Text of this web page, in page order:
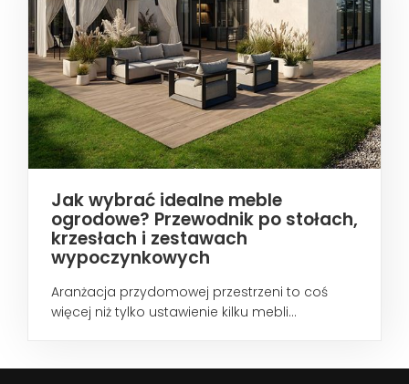
Jak wybrać idealne meble
ogrodowe? Przewodnik po stołach,
krzesłach i zestawach
wypoczynkowych
Aranżacja przydomowej przestrzeni to coś
więcej niż tylko ustawienie kilku mebli...